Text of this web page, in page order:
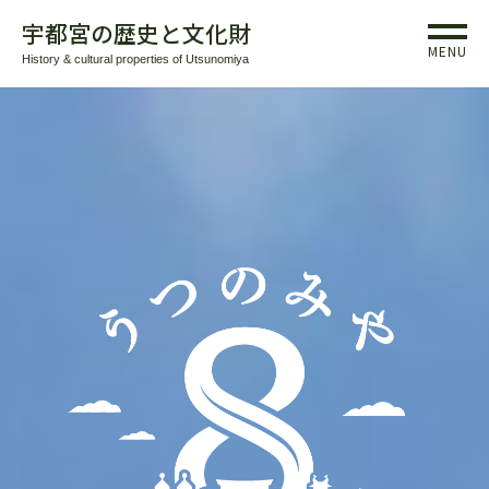
宇都宮の歴史と文化財
History & cultural properties of Utsunomiya MENU